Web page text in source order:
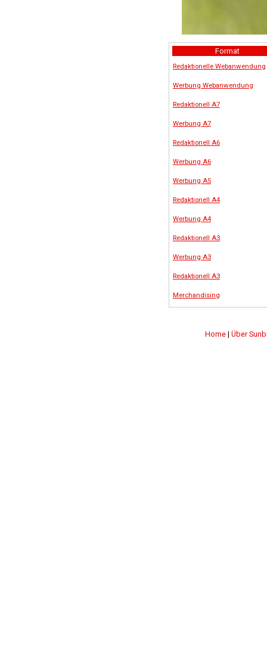
Format
Redaktionelle Webanwendung
Werbung Webanwendung
Redaktionell A7
Werbung A7
Redaktionell A6
Werbung A6
Werbung A5
Redaktionell A4
Werbung A4
Redaktionell A3
Werbung A3
Redaktionell A3
Merchandising
Home | Über